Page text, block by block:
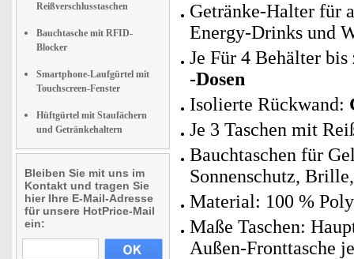
Reißverschlusstaschen
Bauchtasche mit RFID-
Blocker
Smartphone-Laufgürtel mit
Touchscreen-Fenster
Hüftgürtel mit Staufächern
und Getränkehaltern
Bleiben Sie mit uns im
Kontakt und tragen Sie
hier Ihre E-Mail-Adresse
für unsere HotPrice-Mail
ein:
Getränke-Halter für
Energy-Drinks und
Je Für 4 Behälter
-Dosen
Isolierte Rückwand:
Je 3 Taschen mit
Bauchtaschen für
Sonnenschutz,
Material: 100 %
Maße Taschen:
Außen-Fronttasche